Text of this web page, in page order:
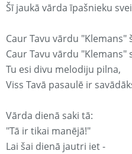
Šī jaukā vārda īpašnieku
Caur Tavu vārdu "Klemans"
Caur Tavu vārdu "Klemans"
Tu esi divu melodiju pilna,
Viss Tavā pasaulē ir
Vārda dienā saki tā:
"Tā ir tikai manējā!"
Lai šai dienā jautri iet -